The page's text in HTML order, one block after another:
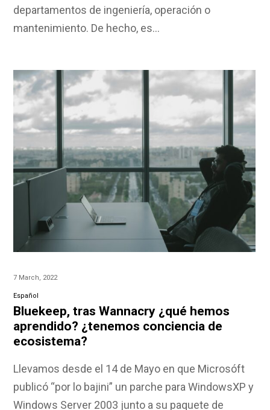
departamentos de ingeniería, operación o
mantenimiento. De hecho, es…
7 March, 2022
Español
Bluekeep, tras Wannacry ¿qué hemos
aprendido? ¿tenemos conciencia de
ecosistema?
Llevamos desde el 14 de Mayo en que Microsóft
publicó “por lo bajini” un parche para WindowsXP y
Windows Server 2003 junto a su paquete de